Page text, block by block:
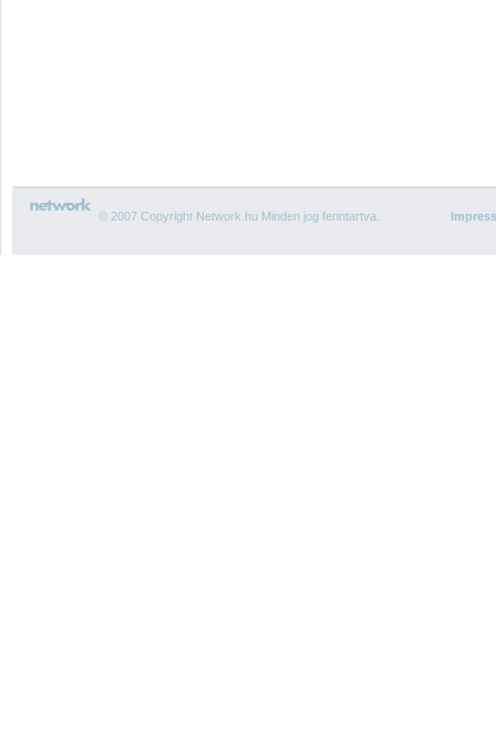
© 2007 Copyright Network.hu Minden jog fenntartva.